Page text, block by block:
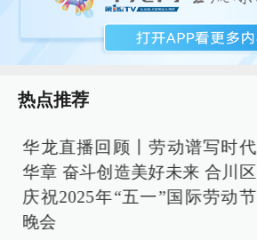
热点推荐
华龙直播回顾丨劳动谱写时代
华章 奋斗创造美好未来 合川区
庆祝2025年“五一”国际劳动节
晚会